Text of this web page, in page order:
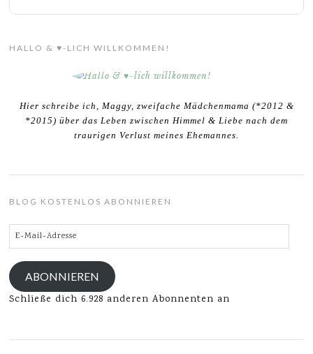
HALLO & ♥-LICH WILLKOMMEN!
Hier schreibe ich, Maggy, zweifache Mädchenmama (*2012 &
*2015) über das Leben zwischen Himmel & Liebe nach dem
traurigen Verlust meines Ehemannes.
BLOG KOSTENLOS ABONNIEREN
E-
Mail-
Adresse
ABONNIEREN
Schließe dich 6.928 anderen Abonnenten an